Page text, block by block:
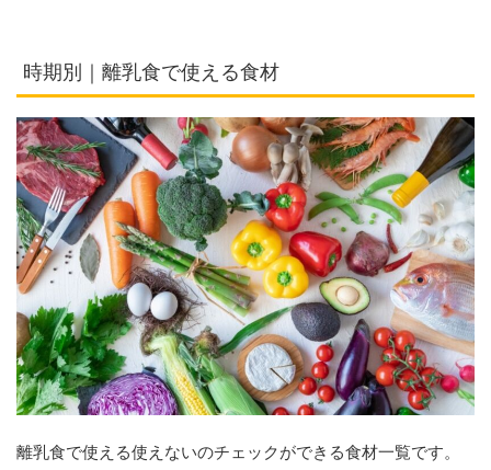
時期別｜離乳食で使える食材
離乳食で使える使えないのチェックができる食材一覧です。